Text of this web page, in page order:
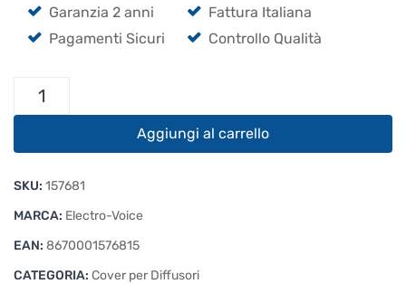
Garanzia 2 anni
Fattura Italiana
Pagamenti Sicuri
Controllo Qualità
Electro
15SP
quantità
Aggiungi al carrello
SKU: 157681
MARCA: Electro-Voice
EAN: 8670001576815
CATEGORIA: Cover per Diffusori